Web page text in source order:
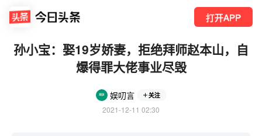
打开APP
孙小宝：娶19岁娇妻，拒绝拜师赵本山，自
爆得罪大佬事业尽毁
娱叨言 关注
2021-12-11 02:30